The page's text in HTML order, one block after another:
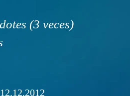
(3 veces)